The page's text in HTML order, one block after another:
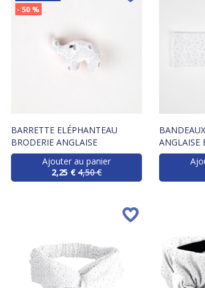
- 50 %
BARRETTE ELÉPHANTEAU
BRODERIE ANGLAISE
Ajouter au panier
2,25 € 4,50 €
ANGLAISE